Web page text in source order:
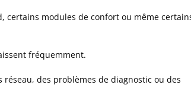
certains modules de confort ou même
fréquemment.
des problèmes de diagnostic ou des